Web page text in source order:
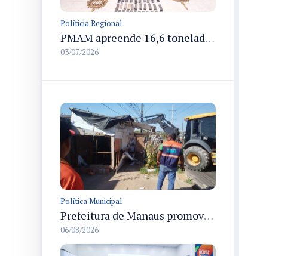
Políticia Regional
PMAM apreende 16,6 toneladas de entorpecentes e registra aumento nas prisões em flagrante e nas capturas de foragidos no primeiro semestre de 2026
03/07/2026
Política Municipal
Prefeitura de Manaus promove demolição administrativa de cinco estruturas que ocupavam calçada pública
06/08/2026